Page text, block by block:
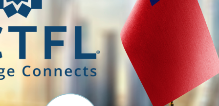
其他網站資源
執行學校網站與聯繫資訊
外語教學協會
ACTFL